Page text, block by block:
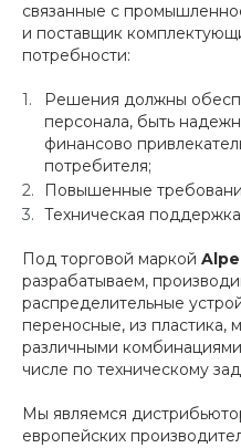
связанные с
и поставщик
потребности:
Решения должны
персонала, быть
финансово
потребителя;
Повышенные
Техническая
Под торговой маркой
разрабатываем,
распределительные
переносные, из пластика,
различными
числе по техническому
Мы являемся
европейских